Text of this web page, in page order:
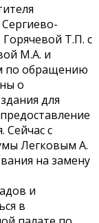
Т.П. с
М.А. и
по обращению
о
для
Сейчас с
Легковым А.
на замену
и
в